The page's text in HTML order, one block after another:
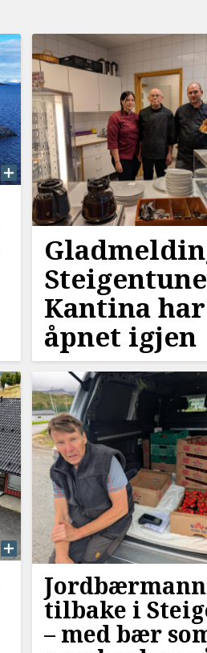
Kantina har
åpnet igjen
tilbake i
–⁠ med bær